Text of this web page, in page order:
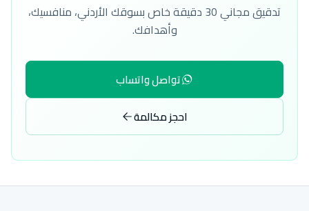
تدقيق مجاني 30 دقيقة خاص بسوقك الأردني، منافسيك،
وأهدافك.
تواصل واتساب
احجز مكالمة